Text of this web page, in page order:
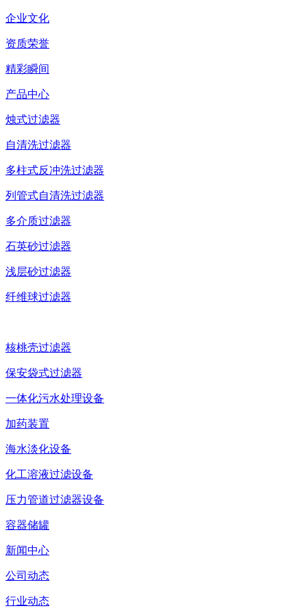
企业文化
资质荣誉
精彩瞬间
产品中心
烛式过滤器
自清洗过滤器
多柱式反冲洗过滤器
列管式自清洗过滤器
多介质过滤器
石英砂过滤器
浅层砂过滤器
纤维球过滤器
核桃壳过滤器
保安袋式过滤器
一体化污水处理设备
加药装置
海水淡化设备
化工溶液过滤设备
压力管道过滤器设备
容器储罐
新闻中心
公司动态
行业动态